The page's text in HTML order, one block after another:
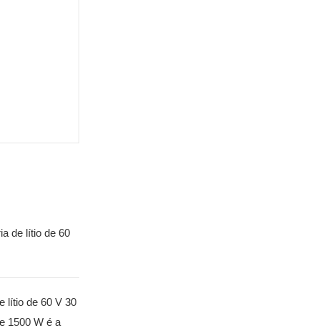
de lítio de 60
lítio de 60 V 30
1500 W é a